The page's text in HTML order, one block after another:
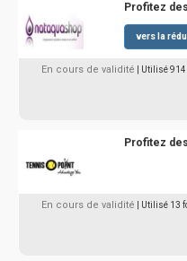
Profitez
vers la
En cours de validité | Utilisé
Profitez
En cours de validité | Utilisé 13